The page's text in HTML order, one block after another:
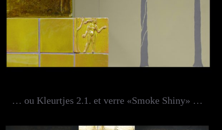
… ou Kleurtjes 2.1. et verre «Smoke Shiny» …